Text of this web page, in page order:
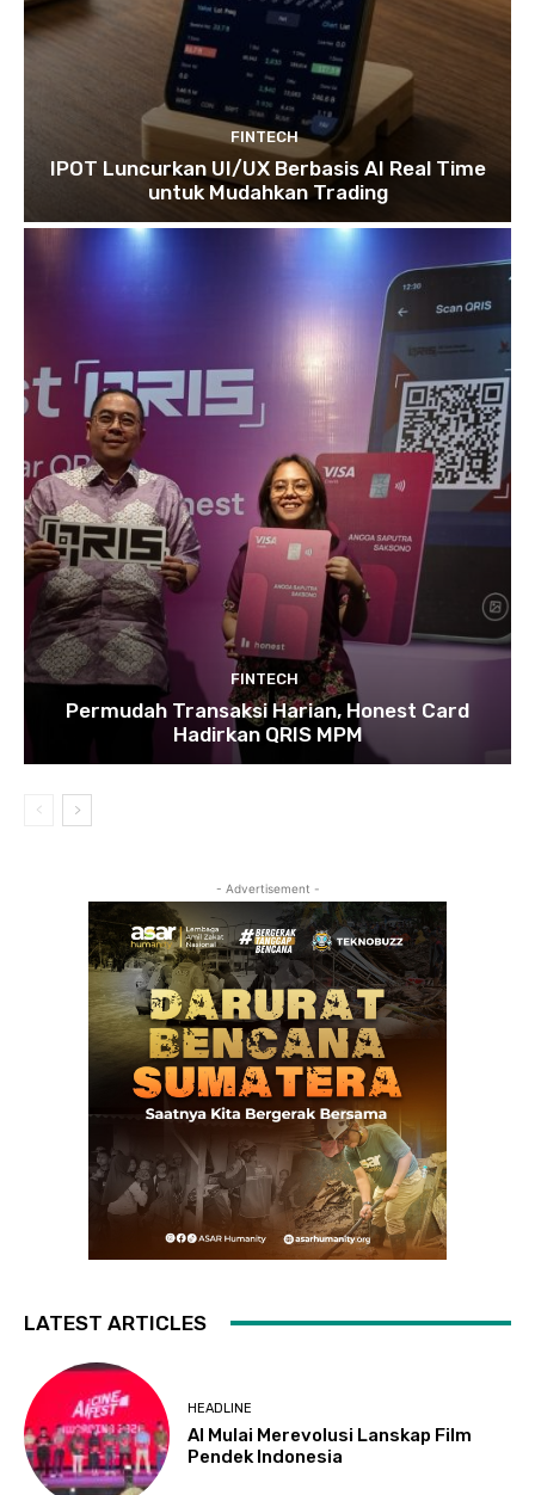
FINTECH
IPOT Luncurkan UI/UX Berbasis AI Real Time
untuk Mudahkan Trading
FINTECH
Permudah Transaksi Harian, Honest Card
Hadirkan QRIS MPM
- Advertisement -
LATEST ARTICLES
HEADLINE
AI Mulai Merevolusi Lanskap Film
Pendek Indonesia